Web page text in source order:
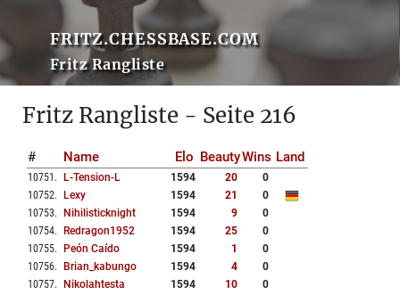
FRITZ.CHESSBASE.COM
Fritz Rangliste
Fritz Rangliste - Seite 216
# Name Elo BeautyWins Land
10751 . L-Tension-L 1594 20
0
10752. Lexy 1594 21
0
10753. Nihilisticknight 1594 9
0
10754. Redragon1952 1594 25
0
10755. Peón Caído 1594 1
0
10756. Brian_kabungo 1594 4
0
10757. Nikolahtesta 1594 10
0